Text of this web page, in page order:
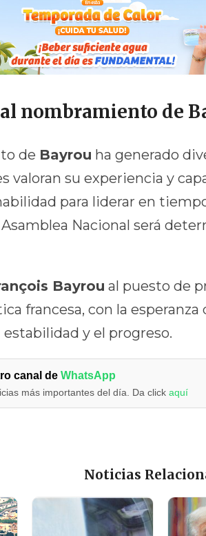
nombramiento de
de Bayrou ha generado
valoran su experiencia y
para liderar en
Nacional será
Bayrou al puesto de
francesa, con la
estabilidad y el progreso.
canal de WhatsApp
más importantes del día. Da click aquí
Noticias